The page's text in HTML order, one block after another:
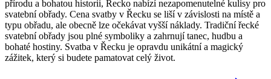
přírodu a bohatou historii, Řecko nabízí nezapomenutelné kulisy pro
svatební obřady. Cena svatby v Řecku se liší v závislosti na místě a
typu obřadu, ale obecně lze očekávat vyšší náklady. Tradiční řecké
svatební obřady jsou plné symboliky a zahrnují tanec, hudbu a
bohaté hostiny. Svatba v Řecku je opravdu unikátní a magický
zážitek, který si budete pamatovat celý život.